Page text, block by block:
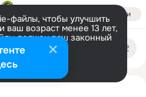
Войти
файлы, чтобы улучшить
ваш возраст менее 13 лет,
должен ваш законный
информации